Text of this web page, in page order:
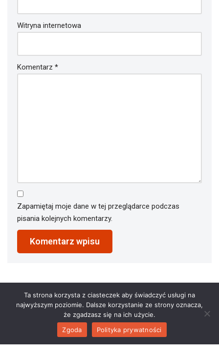
Witryna internetowa
Komentarz *
Zapamiętaj moje dane w tej przeglądarce podczas
pisania kolejnych komentarzy.
2023 © restauracjaathena.pl. All Rights Reserved.
Ta strona korzysta z ciasteczek aby świadczyć usługi na
najwyższym poziomie. Dalsze korzystanie ze strony oznacza,
że zgadzasz się na ich użycie.
Zgoda
Polityka prywatności